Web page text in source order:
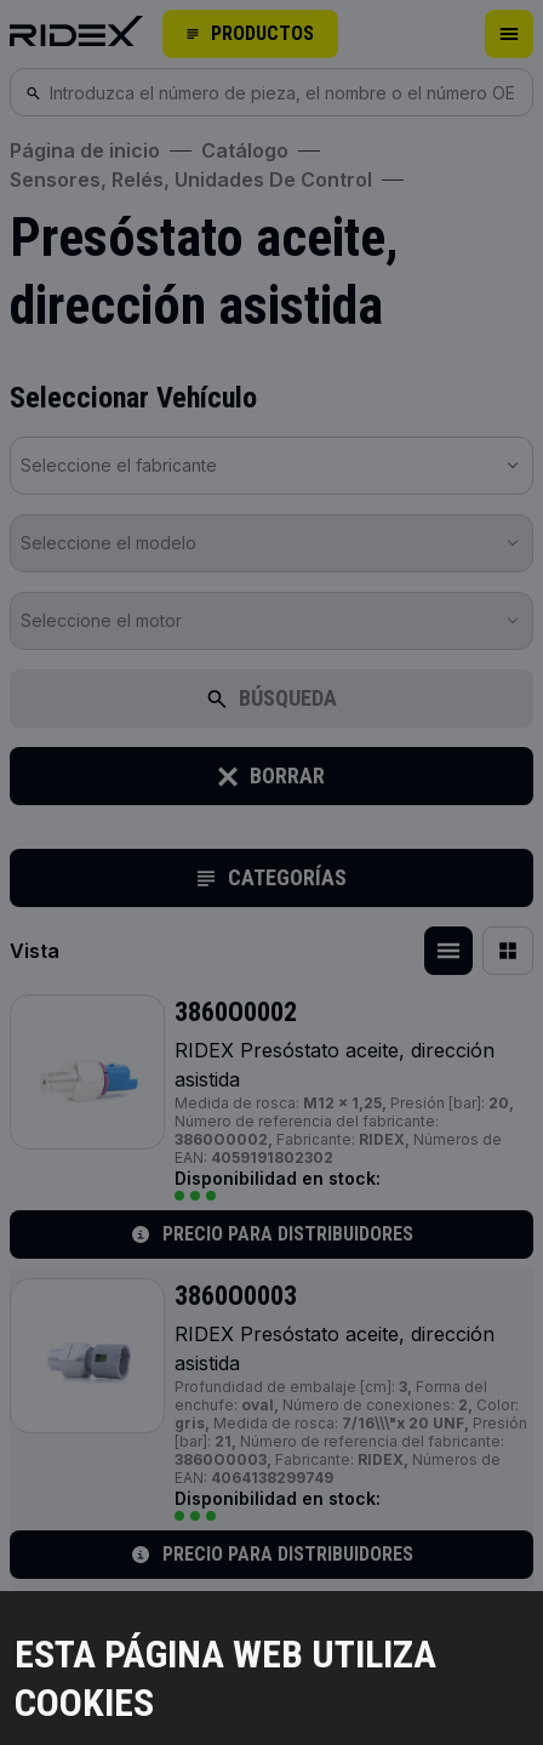
PRODUCTOS
ESTA PÁGINA WEB UTILIZA
COOKIES
Página de inicio
Catálogo
Sensores, Relés, Unidades De Control
Presóstato aceite,
dirección asistida
Seleccionar Vehículo
Seleccione el fabricante
Seleccione el modelo
Seleccione el motor
BÚSQUEDA
BORRAR
CATEGORÍAS
Vista
3860O0002
RIDEX Presóstato aceite, dirección
asistida
Medida de rosca: M12 x 1,25, Presión [bar]: 20,
Número de referencia del fabricante:
3860O0002, Fabricante: RIDEX, Números de
EAN: 4059191802302
Disponibilidad en stock:
PRECIO PARA DISTRIBUIDORES
3860O0003
RIDEX Presóstato aceite, dirección
asistida
Profundidad de embalaje [cm]: 3, Forma del
enchufe: oval, Número de conexiones: 2, Color:
gris, Medida de rosca: 7/16\\\"x 20 UNF, Presión
[bar]: 21, Número de referencia del fabricante:
3860O0003, Fabricante: RIDEX, Números de
EAN: 4064138299749
Disponibilidad en stock:
PRECIO PARA DISTRIBUIDORES
RIDEX Presóstato aceite, dirección